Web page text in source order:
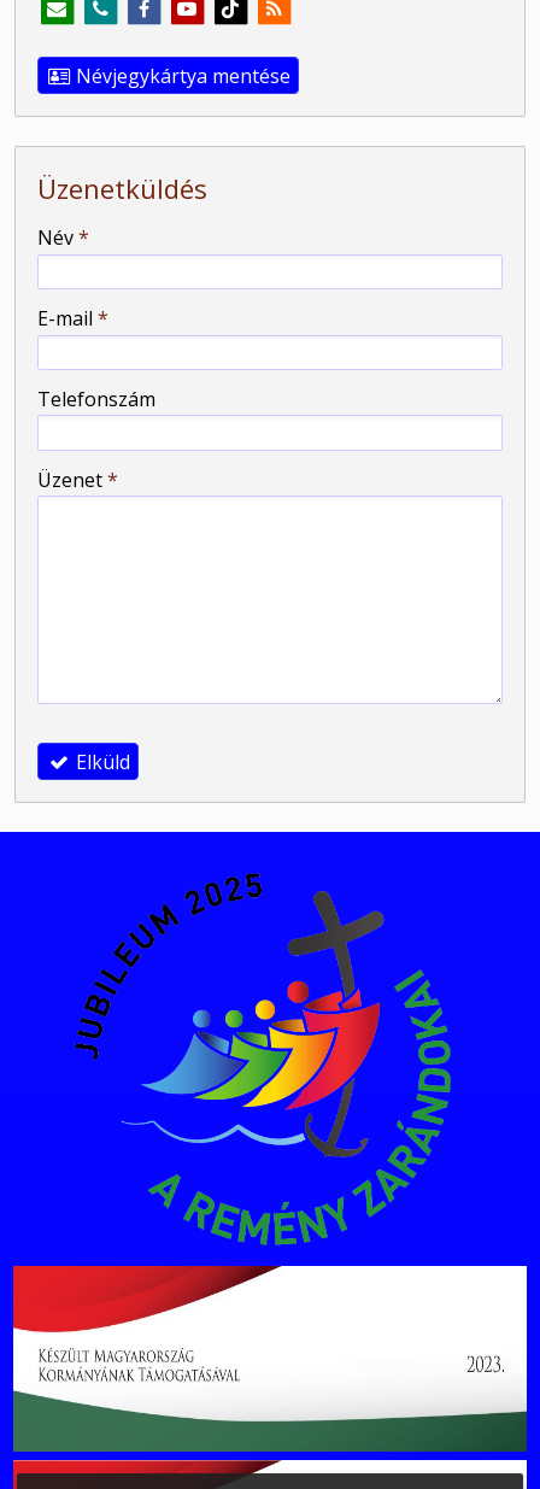
Névjegykártya mentése
Üzenetküldés
-
Név*
E-mail *
Telefonszám
Üzenet*
Elküld